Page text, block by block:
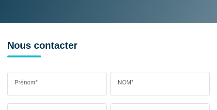
Nous contacter
Prénom* NOM*